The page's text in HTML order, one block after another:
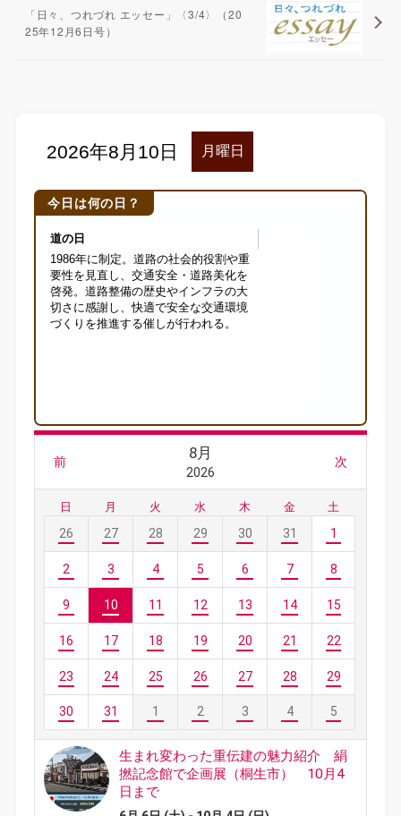
「日々、つれづれ エッセー」〈3/4〉（20
25年12月6日号）
今日は何の日？